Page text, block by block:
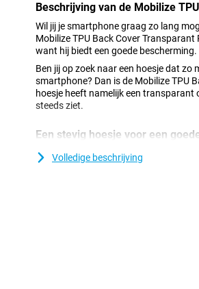
Beschrijving van de Mobilize
Wil jij je smartphone graag zo lang
Mobilize TPU Back Cover Transparant
want hij biedt een goede bescherming.
Ben jij op zoek naar een hoesje dat
smartphone? Dan is de Mobilize TPU
hoesje heeft namelijk een
steeds ziet.
Een stevig hoesje voor een
Doordat het hoesje van kunststof
komt nog bij dat kunststof hoesjes
Volledige beschrijving